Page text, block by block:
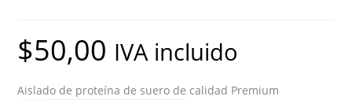
$50,00 IVA incluido
Aislado de proteína de suero de calidad Premium